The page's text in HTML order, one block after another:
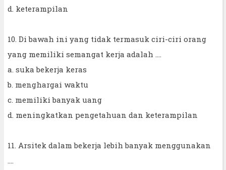
d. keterampilan
10. Di bawah ini yang tidak termasuk ciri-ciri orang
yang memiliki semangat kerja adalah ....
a. suka bekerja keras
b. menghargai waktu
c. memiliki banyak uang
d. meningkatkan pengetahuan dan keterampilan
11. Arsitek dalam bekerja lebih banyak menggunakan
....